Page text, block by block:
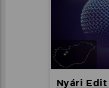
Nyári